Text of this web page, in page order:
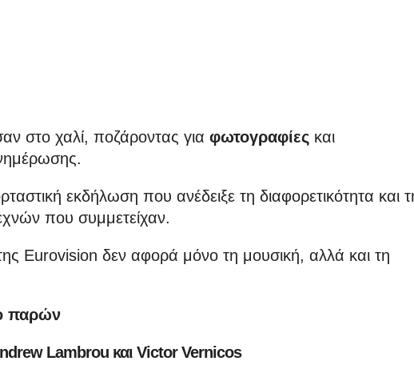
στο χαλί, ποζάροντας για φωτογραφίες και
εκδήλωση που ανέδειξε τη διαφορετικότητα και
που συμμετείχαν.
Eurovision δεν αφορά μόνο τη μουσική, αλλά και τη
παρών
Lambrou και Victor Vernicos